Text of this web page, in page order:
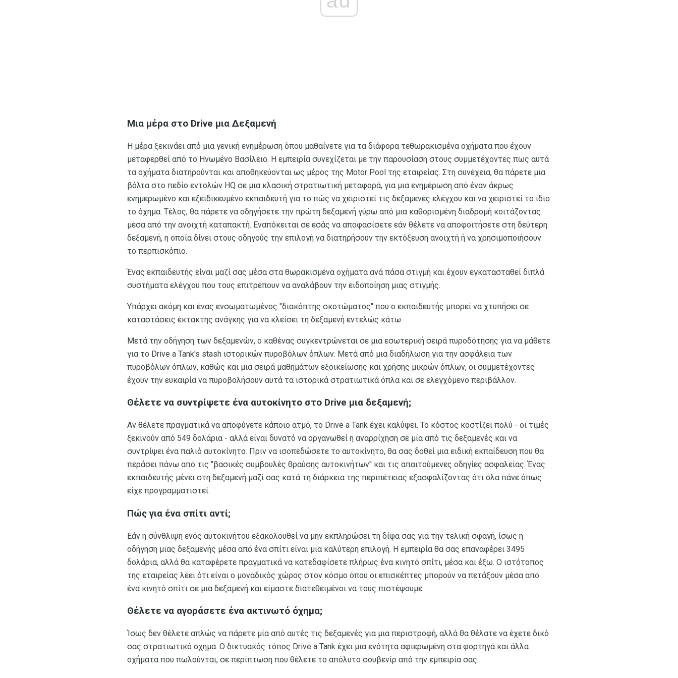
Μια μέρα στο Drive μια Δεξαμενή
Η μέρα ξεκινάει από μια γενική ενημέρωση όπου μαθαίνετε για τα διάφορα τεθωρακισμένα οχήματα που έχουν
μεταφερθεί από το Ηνωμένο Βασίλειο. Η εμπειρία συνεχίζεται με την παρουσίαση στους συμμετέχοντες πως αυτά
τα οχήματα διατηρούνται και αποθηκεύονται ως μέρος της Motor Pool της εταιρείας. Στη συνέχεια, θα πάρετε μια
βόλτα στο πεδίο εντολών HQ σε μια κλασική στρατιωτική μεταφορά, για μια ενημέρωση από έναν άκρως
ενημερωμένο και εξειδικευμένο εκπαιδευτή για το πώς να χειριστεί τις δεξαμενές ελέγχου και να χειριστεί το ίδιο
το όχημα. Τέλος, θα πάρετε να οδηγήσετε την πρώτη δεξαμενή γύρω από μια καθορισμένη διαδρομή κοιτάζοντας
μέσα από την ανοιχτή καταπακτή. Εναπόκειται σε εσάς να αποφασίσετε εάν θέλετε να αποφοιτήσετε στη δεύτερη
δεξαμενή, η οποία δίνει στους οδηγούς την επιλογή να διατηρήσουν την εκτόξευση ανοιχτή ή να χρησιμοποιήσουν
το περπισκόπιο.
Ένας εκπαιδευτής είναι μαζί σας μέσα στα θωρακισμένα οχήματα ανά πάσα στιγμή και έχουν εγκατασταθεί διπλά
συστήματα ελέγχου που τους επιτρέπουν να αναλάβουν την ειδοποίηση μιας στιγμής.
Υπάρχει ακόμη και ένας ενσωματωμένος "διακόπτης σκοτώματος" που ο εκπαιδευτής μπορεί να χτυπήσει σε
καταστάσεις έκτακτης ανάγκης για να κλείσει τη δεξαμενή εντελώς κάτω.
Μετά την οδήγηση των δεξαμενών, ο καθένας συγκεντρώνεται σε μια εσωτερική σειρά πυροδότησης για να μάθετε
για το Drive a Tank's stash ιστορικών πυροβόλων όπλων. Μετά από μια διαδήλωση για την ασφάλεια των
πυροβόλων όπλων, καθώς και μια σειρά μαθημάτων εξοικείωσης και χρήσης μικρών όπλων, οι συμμετέχοντες
έχουν την ευκαιρία να πυροβολήσουν αυτά τα ιστορικά στρατιωτικά όπλα και σε ελεγχόμενο περιβάλλον.
Θέλετε να συντρίψετε ένα αυτοκίνητο στο Drive μια δεξαμενή;
Αν θέλετε πραγματικά να αποφύγετε κάποιο ατμό, το Drive a Tank έχει καλύψει. Το κόστος κοστίζει πολύ - οι τιμές
ξεκινούν από 549 δολάρια - αλλά είναι δυνατό να οργανωθεί η αναρρίχηση σε μία από τις δεξαμενές και να
συντρίψει ένα παλιό αυτοκίνητο. Πριν να ισοπεδώσετε το αυτοκίνητο, θα σας δοθεί μια ειδική εκπαίδευση που θα
περάσει πάνω από τις "βασικές συμβουλές θραύσης αυτοκινήτων" και τις απαιτούμενες οδηγίες ασφαλείας. Ένας
εκπαιδευτής μένει στη δεξαμενή μαζί σας κατά τη διάρκεια της περιπέτειας εξασφαλίζοντας ότι όλα πάνε όπως
είχε προγραμματιστεί.
Πώς για ένα σπίτι αντί;
Εάν η σύνθλιψη ενός αυτοκινήτου εξακολουθεί να μην εκπληρώσει τη δίψα σας για την τελική σφαγή, ίσως η
οδήγηση μιας δεξαμενής μέσα από ένα σπίτι είναι μια καλύτερη επιλογή. Η εμπειρία θα σας επαναφέρει 3495
δολάρια, αλλά θα καταφέρετε πραγματικά να κατεδαφίσετε πλήρως ένα κινητό σπίτι, μέσα και έξω. Ο ιστότοπος
της εταιρείας λέει ότι είναι ο μοναδικός χώρος στον κόσμο όπου οι επισκέπτες μπορούν να πετάξουν μέσα από
ένα κινητό σπίτι σε μια δεξαμενή και είμαστε διατεθειμένοι να τους πιστέψουμε.
Θέλετε να αγοράσετε ένα ακτινωτό όχημα;
Ίσως δεν θέλετε απλώς να πάρετε μία από αυτές τις δεξαμενές για μια περιστροφή, αλλά θα θέλατε να έχετε δικό
σας στρατιωτικό όχημα. Ο δικτυακός τόπος Drive a Tank έχει μια ενότητα αφιερωμένη στα φορτηγά και άλλα
οχήματα που πωλούνται, σε περίπτωση που θέλετε το απόλυτο σουβενίρ από την εμπειρία σας.